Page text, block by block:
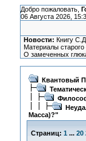
Добро пожаловать,
06 Августа 2026,
Новости: Книгу
Материалы
О замеченных
Квантовый
Масса)?"
Страниц: 1 ... 20